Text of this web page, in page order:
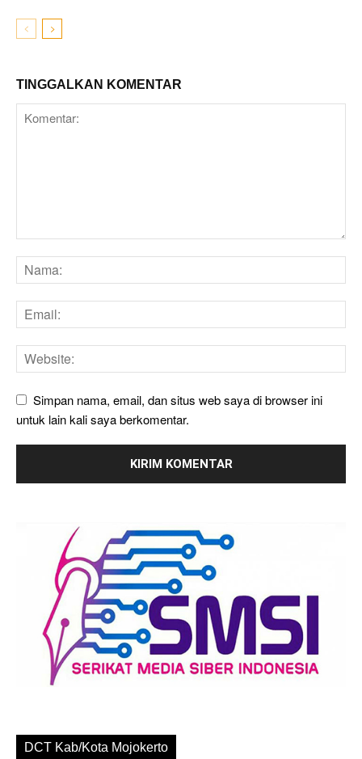
TINGGALKAN KOMENTAR
Simpan nama, email, dan situs web saya di browser ini
untuk lain kali saya berkomentar.
DCT Kab/Kota Mojokerto